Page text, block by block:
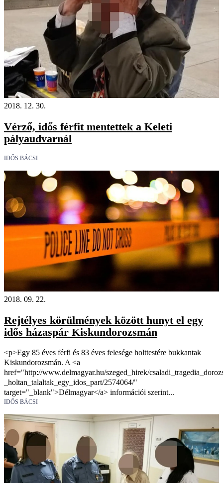
2018. 12. 30.
Vérző, idős férfit mentettek a Keleti
pályaudvarnál
IDŐS BÁCSI
2018. 09. 22.
Rejtélyes körülmények között hunyt el egy
idős házaspár Kiskundorozsmán
<p>Egy 85 éves férfi és 83 éves felesége holttestére bukkantak
Kiskundorozsmán. A <a
href="http://www.delmagyar.hu/szeged_hirek/
_holtan_talaltak_egy_idos_part/2574064/"
target="_blank">Délmagyar</a> információi szerint...
IDŐS BÁCSI